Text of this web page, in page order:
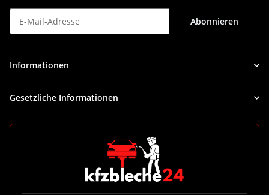
Abonnieren
Informationen
Gesetzliche Informationen